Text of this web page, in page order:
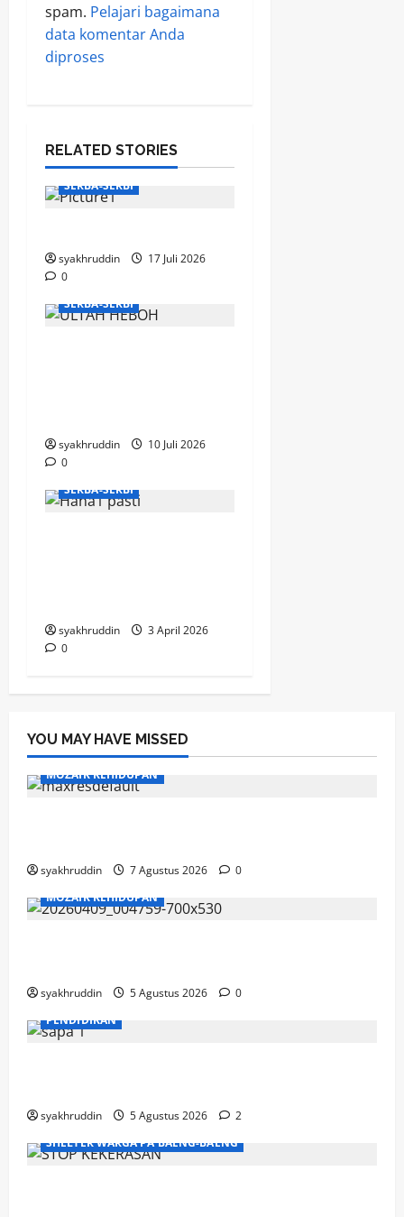
spam. Pelajari bagaimana
data komentar Anda
diproses
RELATED STORIES
SERBA-SERBI
syakhruddin
17 Juli 2026
0
SERBA-SERBI
syakhruddin
10 Juli 2026
0
SERBA-SERBI
syakhruddin
3 April 2026
0
YOU MAY HAVE MISSED
MOZAIK KEHIDUPAN
syakhruddin 7 Agustus 2026
0
MOZAIK KEHIDUPAN
syakhruddin 5 Agustus 2026
0
PENDIDIKAN
syakhruddin 5 Agustus 2026
2
SHELTER WARGA PA'BAENG-BAENG